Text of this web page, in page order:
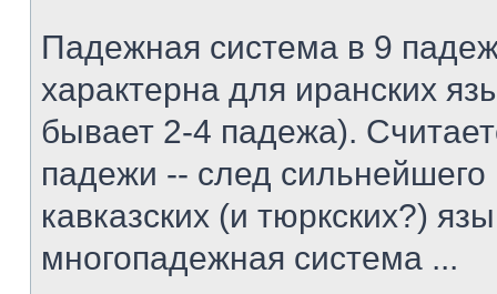
Падежная система в 9
характерна для иранских
бывает 2-4 падежа).
падежи -- след сильнейшего
кавказских (и тюркских?)
многопадежная система ...